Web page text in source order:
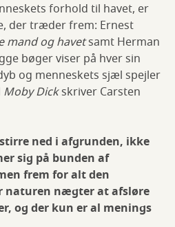
forhold til havet, er
der træder frem: Ernest
mand og havetsamt Herman
bøger viser på hver sin
og menneskets sjæl spejler
Moby Dickskriver Carsten
ned i afgrunden, ikke
sig på bunden af
frem for alt den
naturen nægter at afsløre
og der kun er al menings